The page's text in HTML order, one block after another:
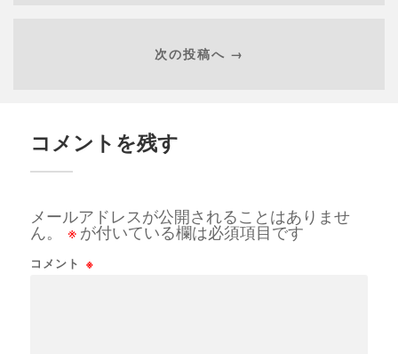
次の投稿へ →
コメントを残す
メールアドレスが公開されることはありませ
ん。
※ が付いている欄は必須項目です
コメント ※